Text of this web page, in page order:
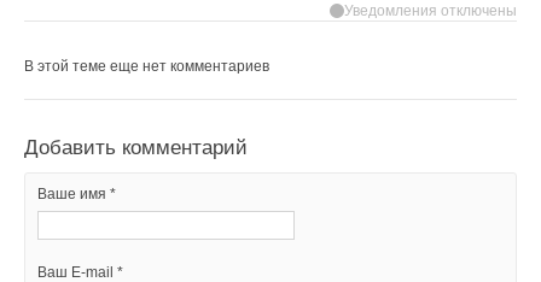
Уведомления отключены
В этой теме еще нет комментариев
Добавить комментарий
Ваше имя *
Ваш E-mail *